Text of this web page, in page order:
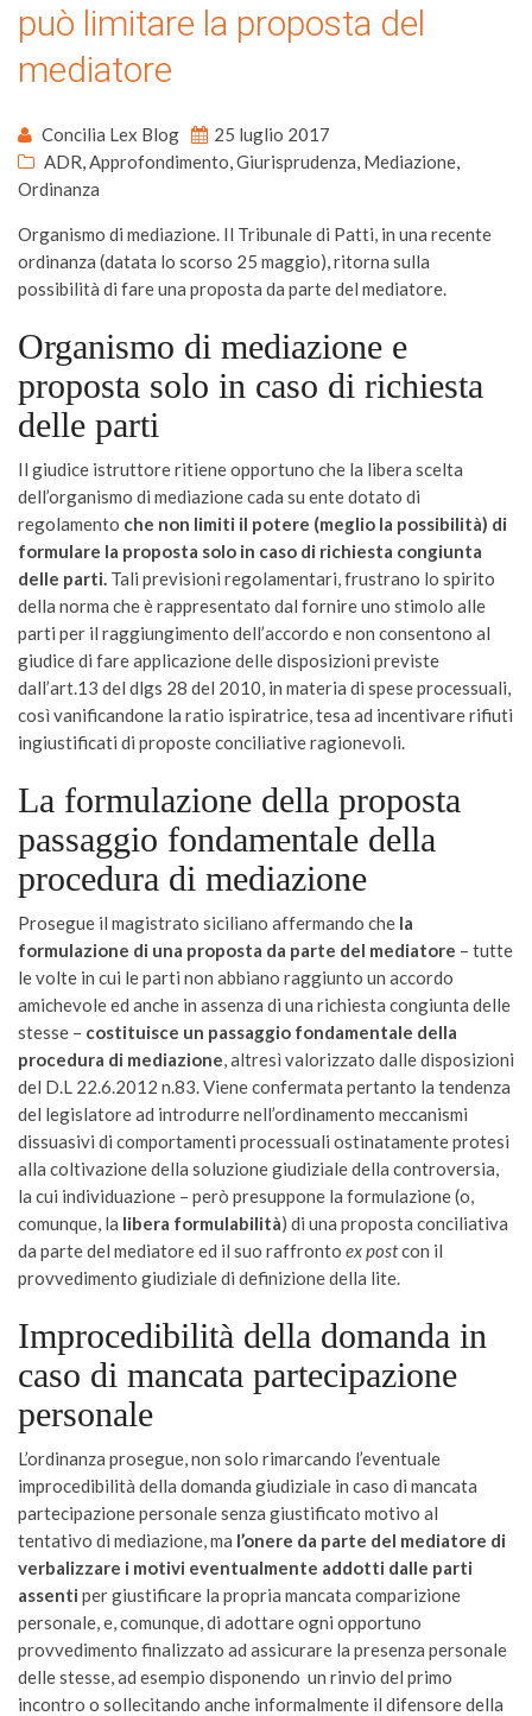
può limitare la proposta del
mediatore
Concilia Lex Blog
25 luglio 2017
ADR,Approfondimento,Giurisprudenza, Mediazione,
Ordinanza
Organismo di mediazione. Il Tribunale di Patti, in una recente
ordinanza (datata lo scorso 25 maggio), ritorna sulla
possibilità di fare una proposta da parte del mediatore.
Organismo di mediazione e
proposta solo in caso di richiesta
delle parti
Il giudice istruttore ritiene opportuno che la libera scelta
dell’organismo di mediazione cada su ente dotato di
regolamento che non limiti il potere (meglio la possibilità) di
formulare la proposta solo in caso di richiesta congiunta
delle parti. Tali previsioni regolamentari, frustrano lo spirito
della norma che è rappresentato dal fornire uno stimolo alle
parti per il raggiungimento dell’accordo e non consentono al
giudice di fare applicazione delle disposizioni previste
dall’art.13 del dlgs 28 del 2010, in materia di spese processuali,
così vanificandone la ratio ispiratrice, tesa ad incentivare rifiuti
ingiustificati di proposte conciliative ragionevoli.
La formulazione della proposta
passaggio fondamentale della
procedura di mediazione
Prosegue il magistrato siciliano affermando che la
formulazione di una proposta da parte del mediatore – tutte
le volte in cui le parti non abbiano raggiunto un accordo
amichevole ed anche in assenza di una richiesta congiunta delle
stesse – costituisce un passaggio fondamentale della
procedura di mediazione, altresì valorizzato dalle disposizioni
del D.L 22.6.2012 n.83. Viene confermata pertanto la tendenza
del legislatore ad introdurre nell’ordinamento meccanismi
dissuasivi di comportamenti processuali ostinatamente protesi
alla coltivazione della soluzione giudiziale della controversia,
la cui individuazione – però presuppone la formulazione (o,
comunque, la libera formulabilità) di una proposta conciliativa
da parte del mediatore ed il suo raffronto ex postcon il
provvedimento giudiziale di definizione della lite.
Improcedibilità della domanda in
caso di mancata partecipazione
personale
L’ordinanza prosegue, non solo rimarcando l’eventuale
improcedibilità della domanda giudiziale in caso di mancata
partecipazione personale senza giustificato motivo al
tentativo di mediazione, ma l’onere da parte del mediatore di
verbalizzare i motivi eventualmente addotti dalle parti
assenti per giustificare la propria mancata comparizione
personale, e, comunque, di adottare ogni opportuno
provvedimento finalizzato ad assicurare la presenza personale
delle stesse, ad esempio disponendo un rinvio del primo
incontro o sollecitando anche informalmente il difensore della